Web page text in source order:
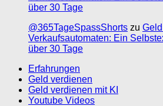
über 30 Tage
@365TageSpassShorts zu
Verkaufsautomaten: Ein
über 30 Tage
Erfahrungen
Geld verdienen
Geld verdienen mit KI
Youtube Videos